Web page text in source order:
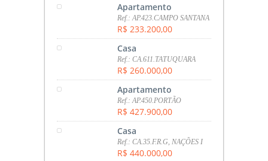
Apartamento
Ref.: AP.423.CAMPO SANTANA
R$ 233.200,00
Casa
Ref.: CA.611.TATUQUARA
R$ 260.000,00
Apartamento
Ref.: AP.450.PORTÃO
R$ 427.900,00
Casa
Ref.: CA.35.F.R.G, NAÇÕES I
R$ 440.000,00